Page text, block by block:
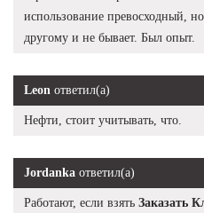
использование превосходный,
другому и не бывает. Был опыт.
Leon ответил(а)
Нефти, стоит учитывать, что.
Jordanka ответил(а)
Работают, если взять Заказать